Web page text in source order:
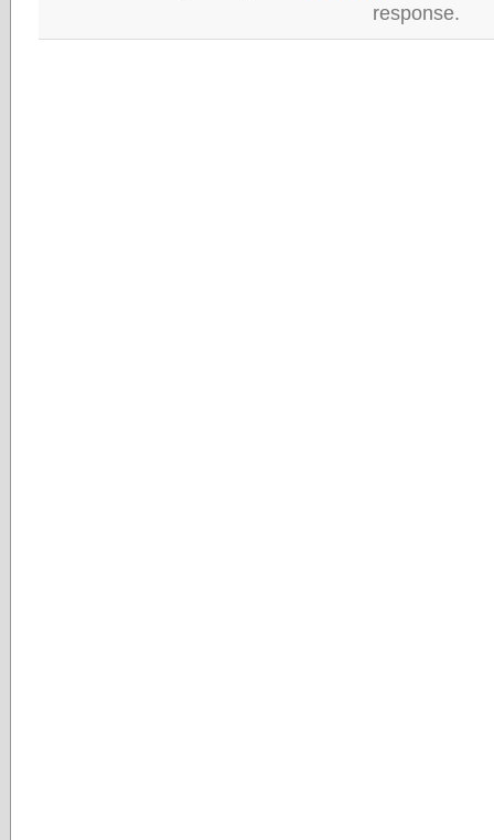
response.